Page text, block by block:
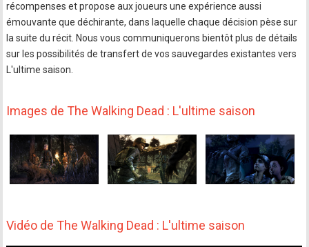
récompenses et propose aux joueurs une expérience aussi
émouvante que déchirante, dans laquelle chaque décision pèse sur
la suite du récit. Nous vous communiquerons bientôt plus de détails
sur les possibilités de transfert de vos sauvegardes existantes vers
L'ultime saison.
Images de The Walking Dead : L'ultime saison
Vidéo de The Walking Dead : L'ultime saison